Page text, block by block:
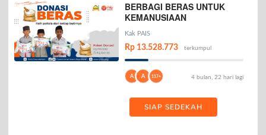
BERBAGI BERAS UNTUK
KEMANUSIAAN
Kak PAIS
Rp 13.528.773 terkumpul
A A 117+ 4 bulan, 22 hari lagi
SIAP SEDEKAH